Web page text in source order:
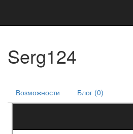
Serg124
Возможности Блог (0)